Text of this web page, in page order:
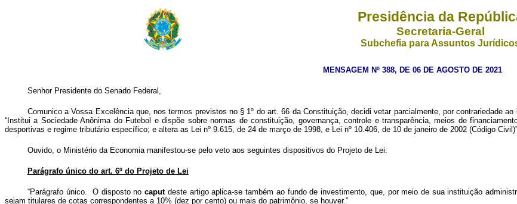
Presidência da
Secretaria-Geral
Subchefia para Assuntos
MENSAGEM Nº 388, DE 06 DE AGOSTO DE 2021
Senhor Presidente do Senado Federal,
Comunico a Vossa Excelência que, nos termos previstos no § 1º do art. 66 da Constituição, decidi vetar parcialmente, por contrariedade
“Institui a Sociedade Anônima do Futebol e dispõe sobre normas de constituição, governança, controle e transparência, meios de
desportivas e regime tributário específico; e altera as Lei nº 9.615, de 24 de março de 1998, e Lei nº 10.406, de 10 de janeiro de 2002 (Código
Ouvido, o Ministério da Economia manifestou-se pelo veto aos seguintes dispositivos do Projeto de Lei:
Parágrafo único do art. 6º do Projeto de Lei
“Parágrafo único. O disposto nocaputdeste artigo aplica-se também ao fundo de investimento, que, por meio de sua instituição
sejam titulares de cotas correspondentes a 10% (dez por cento) ou mais do patrimônio, se houver.”